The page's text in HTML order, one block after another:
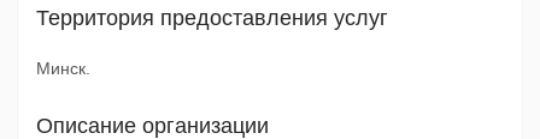
Территория предоставления услуг
Минск.
Описание организации